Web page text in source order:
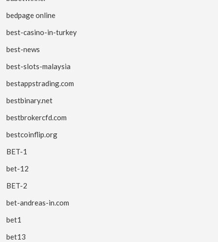
bedpage online
best-casino-in-turkey
best-news
best-slots-malaysia
bestappstrading.com
bestbinary.net
bestbrokercfd.com
bestcoinflip.org
BET-1
bet-12
BET-2
bet-andreas-in.com
bet1
bet13